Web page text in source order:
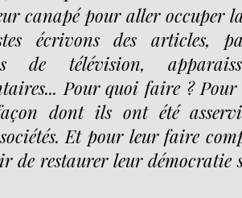
canapé pour aller occuper
écrivons des articles,
de télévision,
Pour quoi faire ?
dont ils ont été
Et pour leur faire
de restaurer leur démocratie